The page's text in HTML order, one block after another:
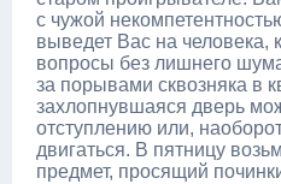
с чужой
выведет Вас на человека,
вопросы без лишнего
за порывами сквозняка в
захлопнувшаяся дверь
отступлению или,
двигаться. В пятницу
предмет, просящий